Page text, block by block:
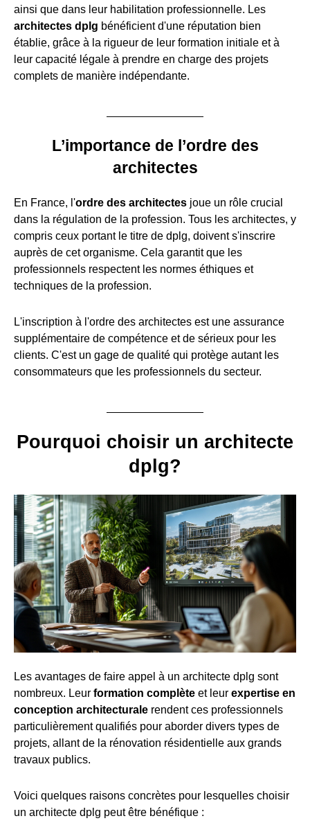
ainsi que dans leur habilitation professionnelle. Les
architectes dplg bénéficient d'une réputation bien
établie, grâce à la rigueur de leur formation initiale et à
leur capacité légale à prendre en charge des projets
complets de manière indépendante.
L’importance de l’ordre des
architectes
En France, l'ordre des architectes joue un rôle crucial
dans la régulation de la profession. Tous les architectes, y
compris ceux portant le titre de dplg, doivent s'inscrire
auprès de cet organisme. Cela garantit que les
professionnels respectent les normes éthiques et
techniques de la profession.
L'inscription à l'ordre des architectes est une assurance
supplémentaire de compétence et de sérieux pour les
clients. C'est un gage de qualité qui protège autant les
consommateurs que les professionnels du secteur.
Pourquoi choisir un architecte
dplg?
Les avantages de faire appel à un architecte dplg sont
nombreux. Leur formation complète et leur expertise en
conception architecturale rendent ces professionnels
particulièrement qualifiés pour aborder divers types de
projets, allant de la rénovation résidentielle aux grands
travaux publics.
Voici quelques raisons concrètes pour lesquelles choisir
un architecte dplg peut être bénéfique :